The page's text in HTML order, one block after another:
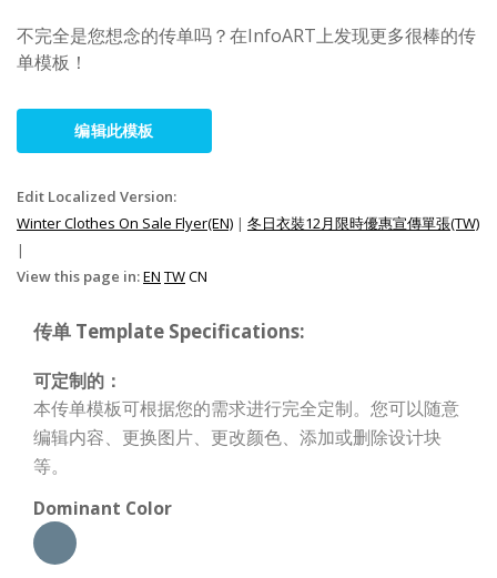
不完全是您想念的传单吗？在InfoART上发现更多很棒的传
单模板！
编辑此模板
Edit Localized Version:
Winter Clothes On Sale Flyer(EN) | 冬日衣裝12月限時優惠宣傳單張(TW)
|
View this page in:EN TWCN
传单 Template Specifications:
可定制的：
本传单模板可根据您的需求进行完全定制。您可以随意
编辑内容、更换图片、更改颜色、添加或删除设计块
等。
Dominant Color